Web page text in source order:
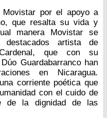
Movistar por el apoyo a
que resalta su vida y
manera Movistar se
artista de
que con su
Guardabarranco han
en Nicaragua.
corriente poética que
con el cuido de
de la dignidad de las